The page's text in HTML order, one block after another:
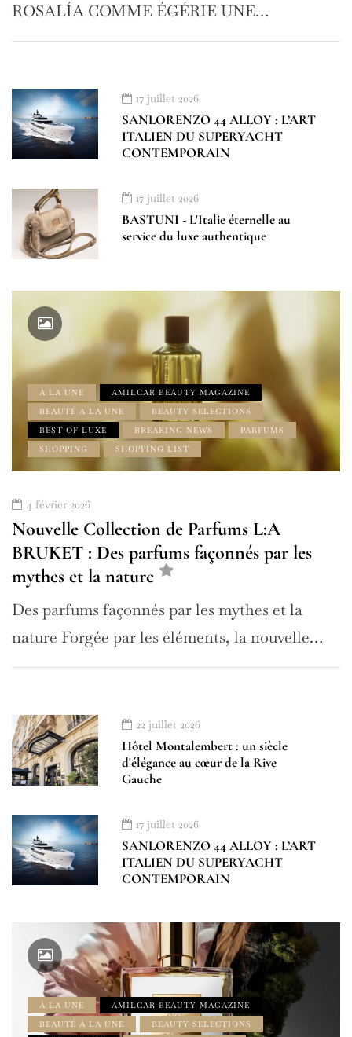
ROSALÍA COMME ÉGÉRIE UNE…
17 juillet 2026
SANLORENZO 44 ALLOY : L’ART
ITALIEN DU SUPERYACHT
CONTEMPORAIN
17 juillet 2026
BASTUNI - L'Italie éternelle au
service du luxe authentique
À LA UNE
AMILCAR BEAUTY MAGAZINE
BEAUTÉ À LA UNE
BEAUTY SELECTIONS
BEST OF LUXE
BREAKING NEWS
PARFUMS
SHOPPING
SHOPPING LIST
4 février 2026
Nouvelle Collection de Parfums L:A
BRUKET : Des parfums façonnés par les
mythes et la nature
Des parfums façonnés par les mythes et la
nature Forgée par les éléments, la nouvelle…
22 juillet 2026
Hôtel Montalembert : un siècle
d'élégance au cœur de la Rive
Gauche
17 juillet 2026
SANLORENZO 44 ALLOY : L’ART
ITALIEN DU SUPERYACHT
CONTEMPORAIN
À LA UNE
AMILCAR BEAUTY MAGAZINE
BEAUTÉ À LA UNE
BEAUTY SELECTIONS